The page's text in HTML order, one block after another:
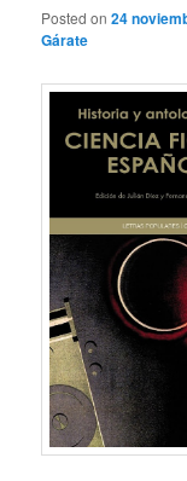
Posted on24
Gárate